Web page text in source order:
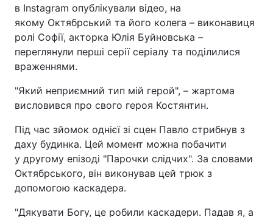
в Instagram опублікували відео, на
якому Октябрський та його колега – виконавиця
ролі Софії, акторка Юлія Буйновська –
переглянули перші серії серіалу та поділилися
враженнями.
"Який неприємний тип мій герой", – жартома
висловився про свого героя Костянтин.
Під час зйомок однієї зі сцен Павло стрибнув з
даху будинка. Цей момент можна побачити
у другому епізоді "Парочки слідчих". За словами
Октябрського, він виконував цей трюк з
допомогою каскадера.
"Дякувати Богу, це робили каскадери. Падав я, а